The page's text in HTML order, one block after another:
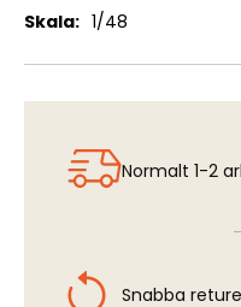
Mer
1/48
Normalt 1-2
Snabba